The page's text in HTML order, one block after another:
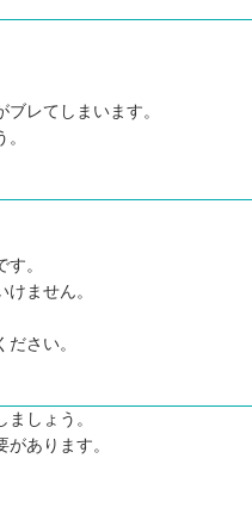
レてしまいます。
。
。
ません。
ださい。
しょう。
あります。